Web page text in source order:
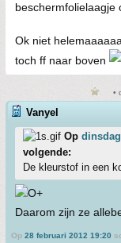
beschermfolielaagje
Ok niet
toch ff naar boven
•
Vanyel
Op
volgende:
De kleurstof in een
Daarom zijn ze
Op 28 februari 2012 19:20